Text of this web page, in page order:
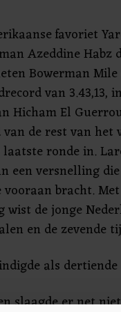
favoriet
Azeddine Habz
Bowerman
van 3.43,13,
Hicham El
de rest van het
ronde in.
een versnelling
bracht.
de jonge
en de zevende
als dertiende
slaagde er net